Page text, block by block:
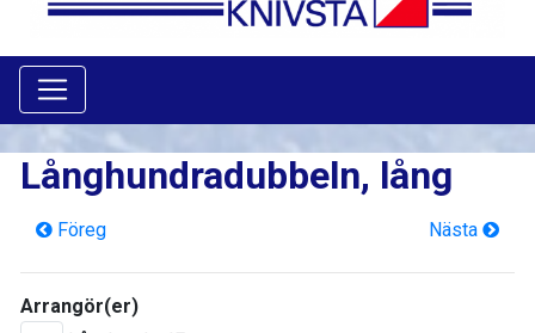
Långhundradubbeln, lång
Föreg Nästa
Arrangör(er)